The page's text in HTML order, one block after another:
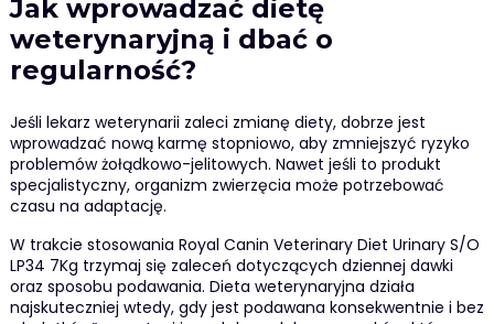
Jak wprowadzać dietę
weterynaryjną i dbać o
regularność?
Jeśli lekarz weterynarii zaleci zmianę diety, dobrze jest
wprowadzać nową karmę stopniowo, aby zmniejszyć ryzyko
problemów żołądkowo-jelitowych. Nawet jeśli to produkt
specjalistyczny, organizm zwierzęcia może potrzebować
czasu na adaptację.
W trakcie stosowania Royal Canin Veterinary Diet Urinary S/O
LP34 7Kg trzymaj się zaleceń dotyczących dziennej dawki
oraz sposobu podawania. Dieta weterynaryjna działa
najskuteczniej wtedy, gdy jest podawana konsekwentnie i bez